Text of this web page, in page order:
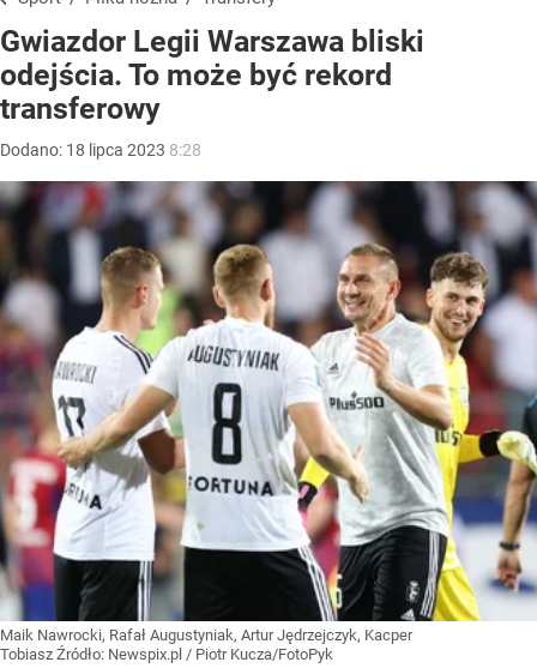
Gwiazdor Legii Warszawa bliski
odejścia. To może być rekord
transferowy
Dodano: 18 lipca 2023 8:28
Maik Nawrocki, Rafał Augustyniak, Artur Jędrzejczyk, Kacper
Tobiasz Źródło: Newspix.pl / Piotr Kucza/FotoPyk